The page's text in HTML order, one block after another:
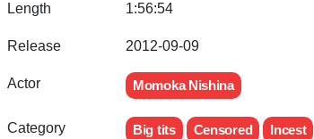
Length 1:56:54
Release 2012-09-09
Actor Momoka Nishina
Category Big tits Censored Incest